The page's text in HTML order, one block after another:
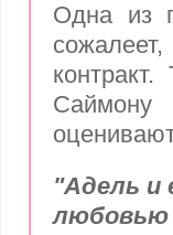
Одна из
Саймону
"Адель и
любовью